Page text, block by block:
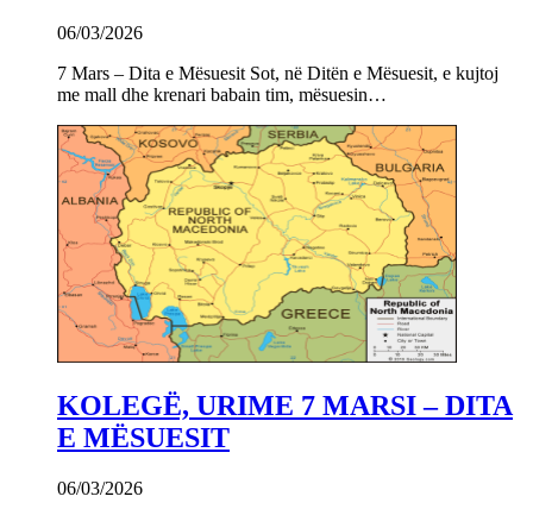
06/03/2026
7 Mars – Dita e Mësuesit Sot, në Ditën e Mësuesit, e kujtoj
me mall dhe krenari babain tim, mësuesin…
KOLEGË, URIME 7 MARSI – DITA
E MËSUESIT
06/03/2026